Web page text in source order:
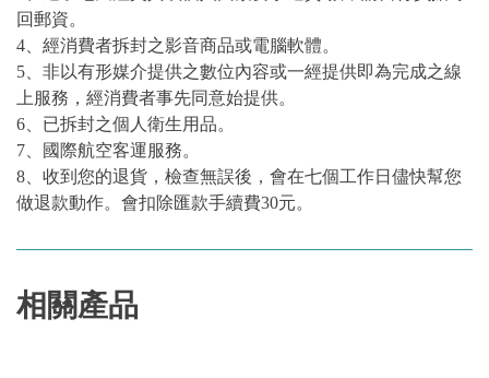
回郵資。
4、經消費者拆封之影音商品或電腦軟體。
5、非以有形媒介提供之數位內容或一經提供即為完成之線
上服務，經消費者事先同意始提供。
6、已拆封之個人衛生用品。
7、國際航空客運服務。
8、收到您的退貨，檢查無誤後，會在七個工作日儘快幫您
做退款動作。會扣除匯款手續費30元。
相關產品